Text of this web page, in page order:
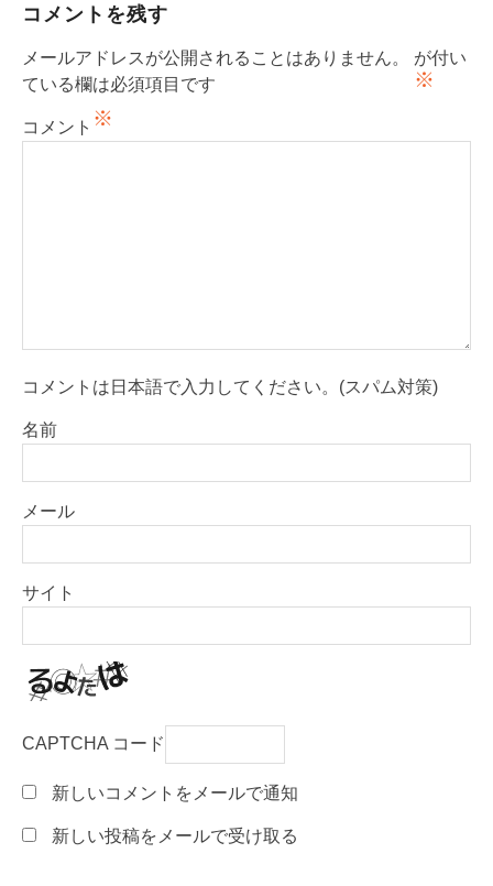
シ
ョ
ン
コメントを残す
メールアドレスが公開されることはありません。
※
が付い
ている欄は必須項目です
コメント ※
コメントは日本語で入力してください。(スパム対策)
名前
メール
サイト
CAPTCHA コード
新しいコメントをメールで通知
新しい投稿をメールで受け取る